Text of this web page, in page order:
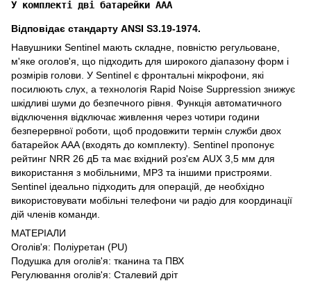
У комплекті дві батарейки ААА
Відповідає стандарту ANSI S3.19-1974.
Навушники Sentinel мають складне, повністю регульоване,
м'яке оголов'я, що підходить для широкого діапазону форм і
розмірів голови. У Sentinel є фронтальні мікрофони, які
посилюють слух, а технологія Rapid Noise Suppression знижує
шкідливі шуми до безпечного рівня. Функція автоматичного
відключення відключає живлення через чотири години
безперервної роботи, щоб продовжити термін служби двох
батарейок AAA (входять до комплекту). Sentinel пропонує
рейтинг NRR 26 дБ та має вхідний роз'єм AUX 3,5 мм для
використання з мобільними, MP3 та іншими пристроями.
Sentinel ідеально підходить для операцій, де необхідно
використовувати мобільні телефони чи радіо для координації
дій членів команди.
МАТЕРІАЛИ
Оголів'я: Поліуретан (PU)
Подушка для оголів'я: тканина та ПВХ
Регулювання оголів'я: Сталевий дріт